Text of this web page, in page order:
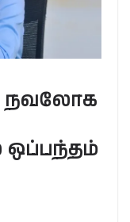
நவலோக
ஒப்பந்தம்